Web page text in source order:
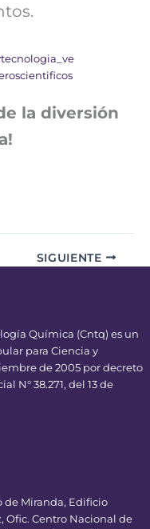
la diversión
SIGUIENTE
Química (Cntq) es un
para Ciencia y
de 2005 por decreto
N° 38.271, del 13 de
de Miranda, Edificio
Ofic. Centro Nacional de